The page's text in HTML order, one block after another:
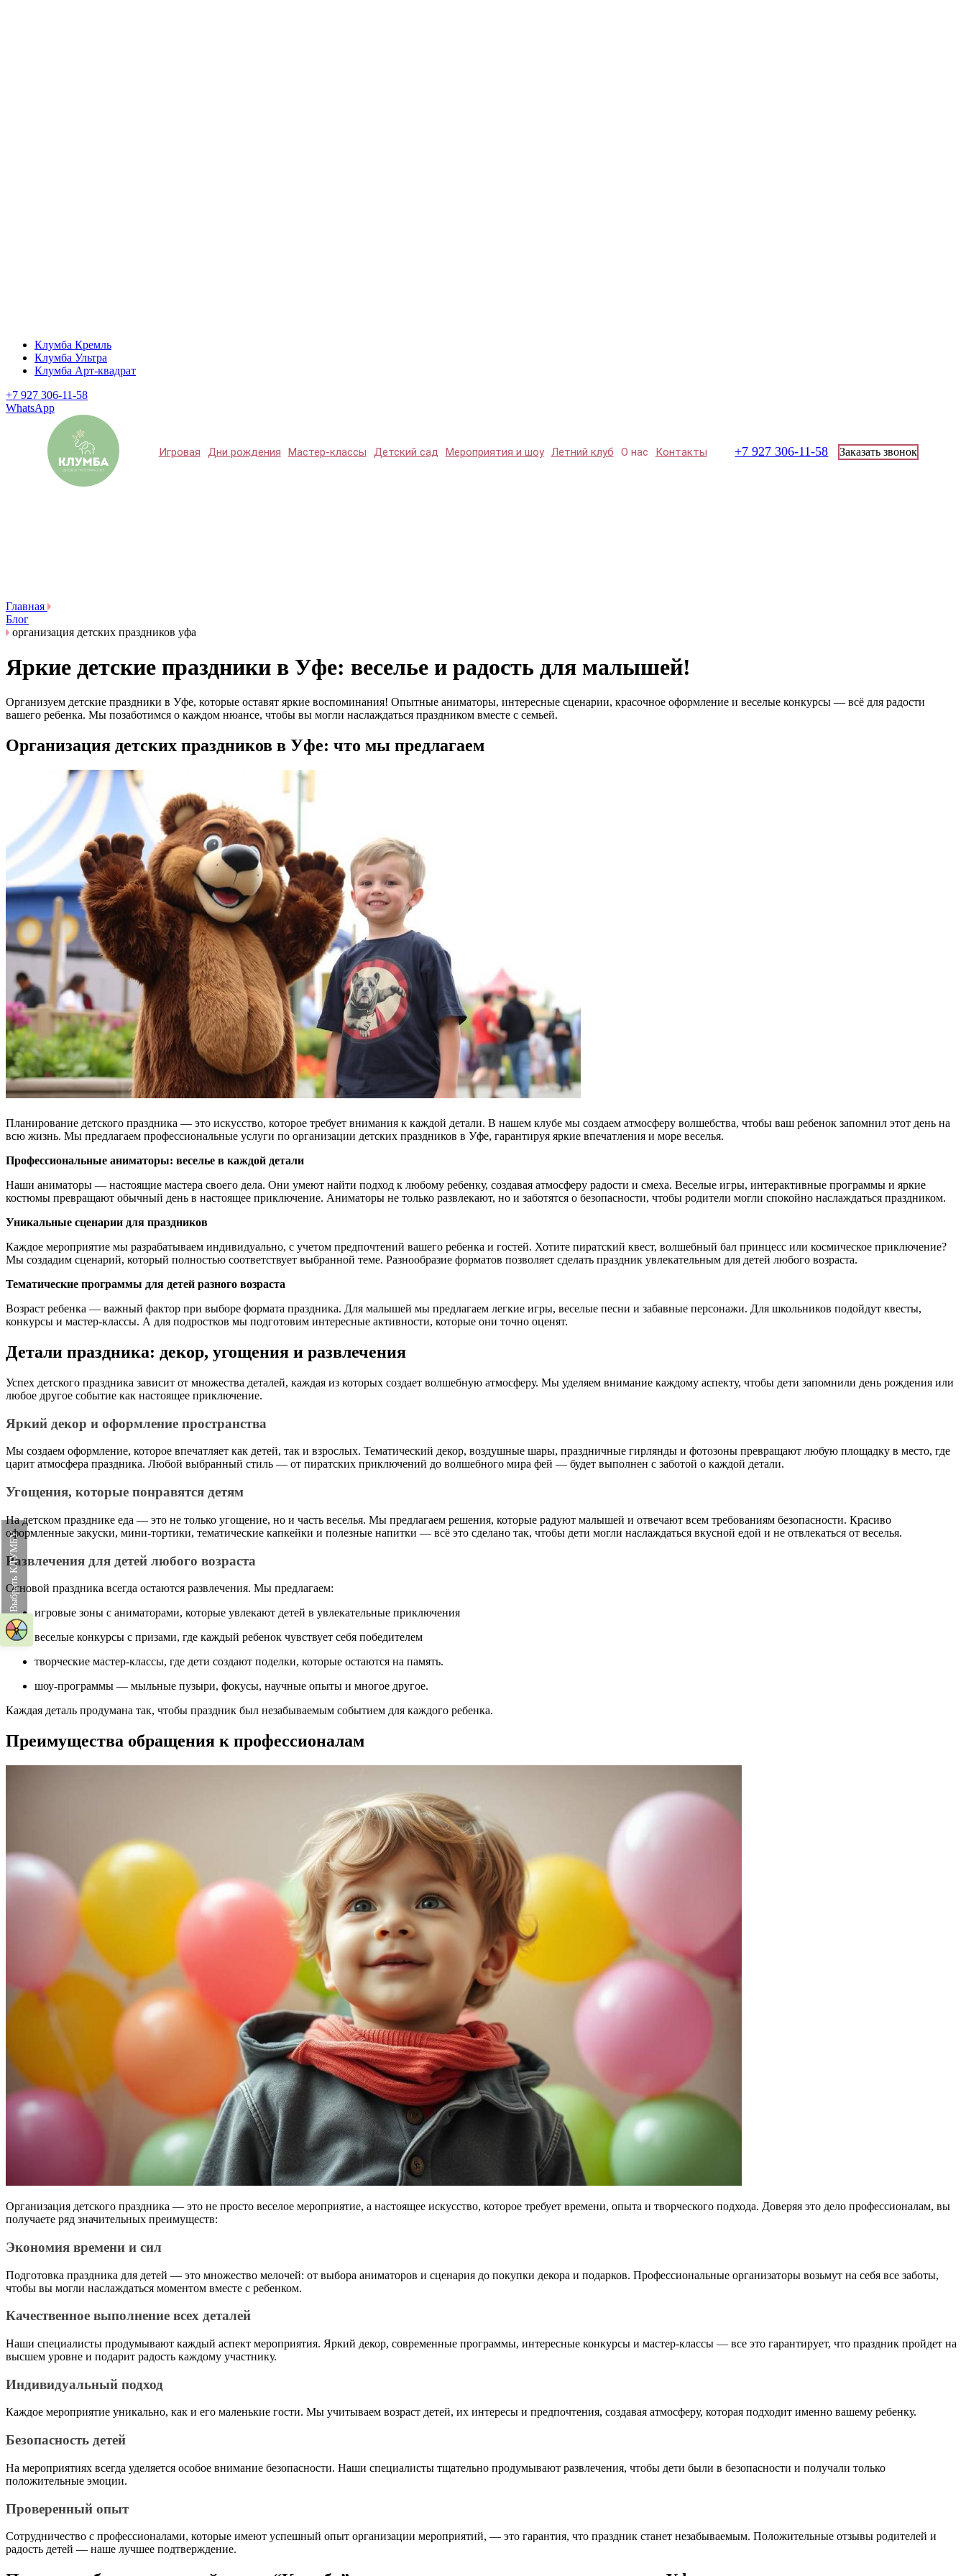
Клумба Кремль
Клумба Ультра
Клумба Арт-квадрат
+7 927 306-11-58
WhatsApp
Игровая Дни рождения Мастер-классы Детский сад Мероприятия и шоу Летний клуб О нас Контакты +7 927 306-11-58 Заказать звонок
Главная
Блог
организация детских праздников уфа
Яркие детские праздники в Уфе: веселье и радость для малышей!
Организуем детские праздники в Уфе, которые оставят яркие воспоминания! Опытные аниматоры, интересные сценарии, красочное оформление и веселые конкурсы — всё для радости
вашего ребенка. Мы позаботимся о каждом нюансе, чтобы вы могли наслаждаться праздником вместе с семьей.
Организация детских праздников в Уфе: что мы предлагаем
Планирование детского праздника — это искусство, которое требует внимания к каждой детали. В нашем клубе мы создаем атмосферу волшебства, чтобы ваш ребенок запомнил этот день на
всю жизнь. Мы предлагаем профессиональные услуги по организации детских праздников в Уфе, гарантируя яркие впечатления и море веселья.
Профессиональные аниматоры: веселье в каждой детали
Наши аниматоры — настоящие мастера своего дела. Они умеют найти подход к любому ребенку, создавая атмосферу радости и смеха. Веселые игры, интерактивные программы и яркие
костюмы превращают обычный день в настоящее приключение. Аниматоры не только развлекают, но и заботятся о безопасности, чтобы родители могли спокойно наслаждаться праздником.
Уникальные сценарии для праздников
Каждое мероприятие мы разрабатываем индивидуально, с учетом предпочтений вашего ребенка и гостей. Хотите пиратский квест, волшебный бал принцесс или космическое приключение?
Мы создадим сценарий, который полностью соответствует выбранной теме. Разнообразие форматов позволяет сделать праздник увлекательным для детей любого возраста.
Тематические программы для детей разного возраста
Возраст ребенка — важный фактор при выборе формата праздника. Для малышей мы предлагаем легкие игры, веселые песни и забавные персонажи. Для школьников подойдут квесты,
конкурсы и мастер-классы. А для подростков мы подготовим интересные активности, которые они точно оценят.
Детали праздника: декор, угощения и развлечения
Успех детского праздника зависит от множества деталей, каждая из которых создает волшебную атмосферу. Мы уделяем внимание каждому аспекту, чтобы дети запомнили день рождения или
любое другое событие как настоящее приключение.
Яркий декор и оформление пространства
Мы создаем оформление, которое впечатляет как детей, так и взрослых. Тематический декор, воздушные шары, праздничные гирлянды и фотозоны превращают любую площадку в место, где
царит атмосфера праздника. Любой выбранный стиль — от пиратских приключений до волшебного мира фей — будет выполнен с заботой о каждой детали.
Угощения, которые понравятся детям
На детском празднике еда — это не только угощение, но и часть веселья. Мы предлагаем решения, которые радуют малышей и отвечают всем требованиям безопасности. Красиво
оформленные закуски, мини-тортики, тематические капкейки и полезные напитки — всё это сделано так, чтобы дети могли наслаждаться вкусной едой и не отвлекаться от веселья.
Развлечения для детей любого возраста
Основой праздника всегда остаются развлечения. Мы предлагаем:
игровые зоны с аниматорами, которые увлекают детей в увлекательные приключения
веселые конкурсы с призами, где каждый ребенок чувствует себя победителем
творческие мастер-классы, где дети создают поделки, которые остаются на память.
шоу-программы — мыльные пузыри, фокусы, научные опыты и многое другое.
Каждая деталь продумана так, чтобы праздник был незабываемым событием для каждого ребенка.
Преимущества обращения к профессионалам
Организация детского праздника — это не просто веселое мероприятие, а настоящее искусство, которое требует времени, опыта и творческого подхода. Доверяя это дело профессионалам, вы
получаете ряд значительных преимуществ:
Экономия времени и сил
Подготовка праздника для детей — это множество мелочей: от выбора аниматоров и сценария до покупки декора и подарков. Профессиональные организаторы возьмут на себя все заботы,
чтобы вы могли наслаждаться моментом вместе с ребенком.
Качественное выполнение всех деталей
Наши специалисты продумывают каждый аспект мероприятия. Яркий декор, современные программы, интересные конкурсы и мастер-классы — все это гарантирует, что праздник пройдет на
высшем уровне и подарит радость каждому участнику.
Индивидуальный подход
Каждое мероприятие уникально, как и его маленькие гости. Мы учитываем возраст детей, их интересы и предпочтения, создавая атмосферу, которая подходит именно вашему ребенку.
Безопасность детей
На мероприятиях всегда уделяется особое внимание безопасности. Наши специалисты тщательно продумывают развлечения, чтобы дети были в безопасности и получали только
положительные эмоции.
Проверенный опыт
Сотрудничество с профессионалами, которые имеют успешный опыт организации мероприятий, — это гарантия, что праздник станет незабываемым. Положительные отзывы родителей и
радость детей — наше лучшее подтверждение.
Выбрать КЛУМБУ